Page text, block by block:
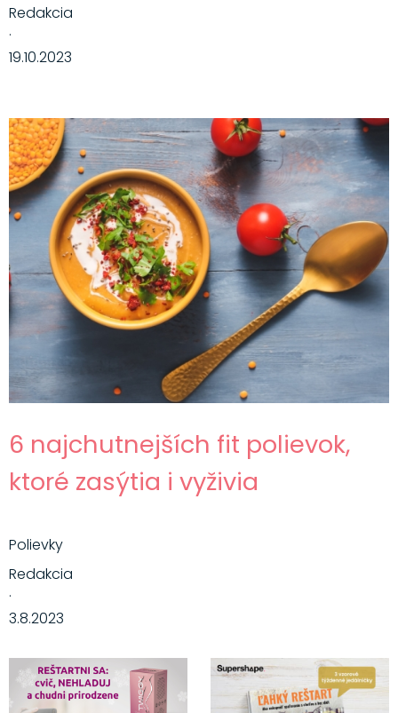
Redakcia
·
19.10.2023
6 najchutnejších fit polievok,
ktoré zasýtia i vyživia
Polievky
Redakcia
·
3.8.2023